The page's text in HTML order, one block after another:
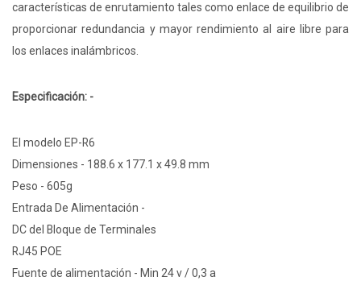
características de enrutamiento tales como enlace de equilibrio de
proporcionar redundancia y mayor rendimiento al aire libre para
los enlaces inalámbricos.
Especificación: -
El modelo EP-R6
Dimensiones - 188.6 x 177.1 x 49.8 mm
Peso - 605g
Entrada De Alimentación -
DC del Bloque de Terminales
RJ45 POE
Fuente de alimentación - Min 24 v / 0,3 a